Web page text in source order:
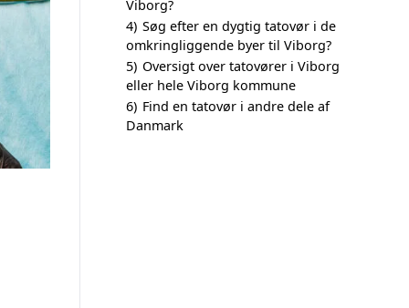
Viborg?
4) Søg efter en dygtig tatovør i de
omkringliggende byer til Viborg?
5) Oversigt over tatovører i Viborg
eller hele Viborg kommune
6) Find en tatovør i andre dele af
Danmark